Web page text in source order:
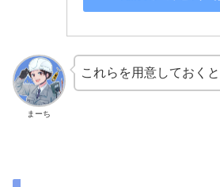
まーち
これらを用意しておくと